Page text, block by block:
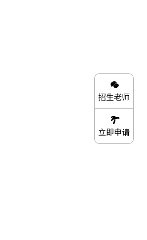
招生老师
立即申请